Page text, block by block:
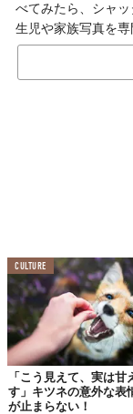
べてみたら、シャ
生児や家族写真を専
では、ズラリと並
CULTURE
「こう見えて、実は甘
す」キツネの意外な表
が止まらない！